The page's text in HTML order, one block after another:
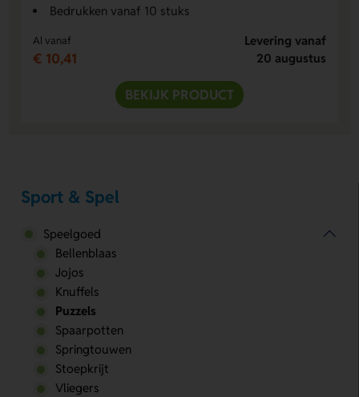
Bedrukken vanaf 10 stuks
Al vanaf
€ 10,41
Levering vanaf
20 augustus
BEKIJK PRODUCT
Sport & Spel
Speelgoed
Bellenblaas
Jojos
Knuffels
Puzzels
Spaarpotten
Springtouwen
Stoepkrijt
Vliegers